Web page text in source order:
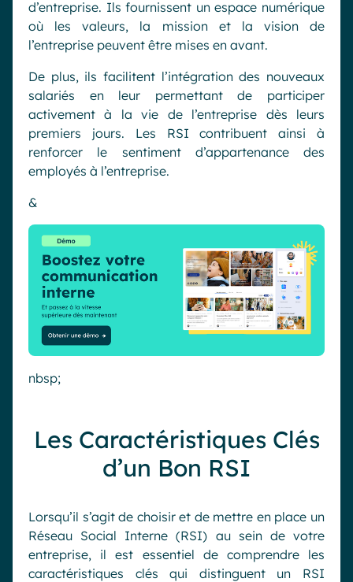
d’entreprise. Ils fournissent un espace numérique
où les valeurs, la mission et la vision de
l’entreprise peuvent être mises en avant.
De plus, ils facilitent l’intégration des nouveaux
salariés en leur permettant de participer
activement à la vie de l’entreprise dès leurs
premiers jours. Les RSI contribuent ainsi à
renforcer le sentiment d’appartenance des
employés à l’entreprise.
&
nbsp;
Les Caractéristiques Clés
d’un Bon RSI
Lorsqu’il s’agit de choisir et de mettre en place un
Réseau Social Interne (RSI) au sein de votre
entreprise, il est essentiel de comprendre les
caractéristiques clés qui distinguent un RSI